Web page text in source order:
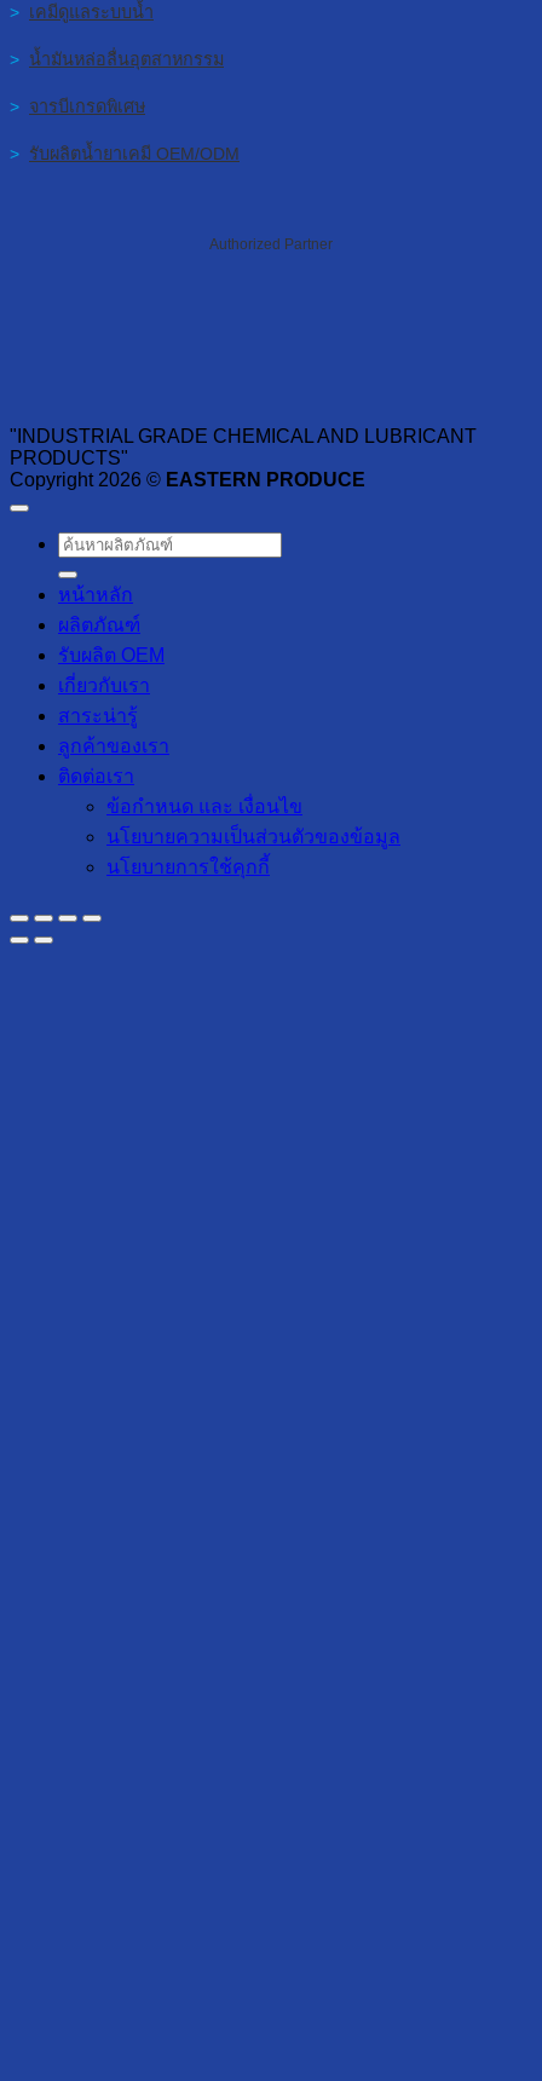
> เคมีดูแลระบบน้ำ
> น้ำมันหล่อลื่นอุตสาหกรรม
> จารบีเกรดพิเศษ
> รับผลิตน้ำยาเคมี OEM/ODM
Authorized Partner
"INDUSTRIAL GRADE CHEMICAL AND LUBRICANT
PRODUCTS"
Copyright 2026 © EASTERN PRODUCE
ค้นหา:
หน้าหลัก
ผลิตภัณฑ์
รับผลิต OEM
เกี่ยวกับเรา
สาระน่ารู้
ลูกค้าของเรา
ติดต่อเรา
ข้อกำหนด และ เงื่อนไข
นโยบายความเป็นส่วนตัวของข้อมูล
นโยบายการใช้คุกกี้